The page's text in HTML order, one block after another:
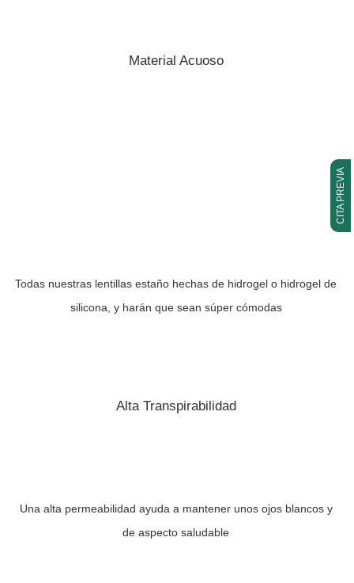
CITA PREVIA
Material Acuoso
Todas nuestras lentillas estaño hechas de hidrogel o hidrogel de
silicona, y harán que sean súper cómodas
Alta Transpirabilidad
Una alta permeabilidad ayuda a mantener unos ojos blancos y
de aspecto saludable